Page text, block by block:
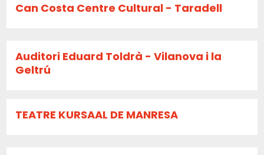
Can Costa Centre Cultural - Taradell
Auditori Eduard Toldrà - Vilanova i la
Geltrú
TEATRE KURSAAL DE MANRESA